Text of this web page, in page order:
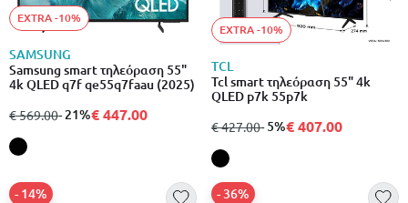
EXTRA -10%
SAMSUNG
Samsung smart τηλεόραση 55"
4k QLED q7f qe55q7faau (2025)
από
€ 569.00σε
- 21%€ 447.00
EXTRA -10%
TCL
Tcl smart τηλεόραση 55" 4k
QLED p7k 55p7k
από
€ 427.00σε
- 5%€ 407.00
- 14% - 36%